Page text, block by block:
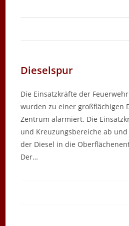
Dieselspur
Die Einsatzkräfte der
wurden zu einer großflächigen
Zentrum alarmiert. Die
und Kreuzungsbereiche ab
der Diesel in die
Der…